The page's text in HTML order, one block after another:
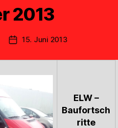
2013
Veröffentlichungsdatum
15. Juni 2013
ELW –
Baufortsch
ritte